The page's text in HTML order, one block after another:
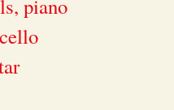
piano